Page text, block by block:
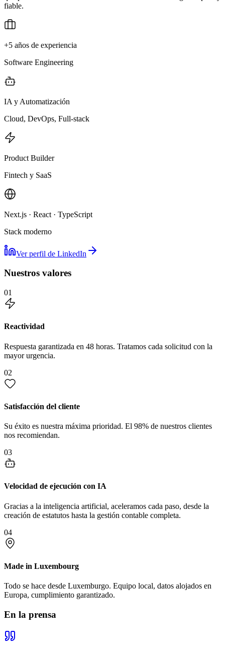
fiable.
+5 años de experiencia
Software Engineering
IA y Automatización
Cloud, DevOps, Full-stack
Product Builder
Fintech y SaaS
Next.js · React · TypeScript
Stack moderno
Ver perfil de LinkedIn
Nuestros valores
01
Reactividad
Respuesta garantizada en 48 horas. Tratamos cada solicitud con la
mayor urgencia.
02
Satisfacción del cliente
Su éxito es nuestra máxima prioridad. El 98% de nuestros clientes
nos recomiendan.
03
Velocidad de ejecución con IA
Gracias a la inteligencia artificial, aceleramos cada paso, desde la
creación de estatutos hasta la gestión contable completa.
04
Made in Luxembourg
Todo se hace desde Luxemburgo. Equipo local, datos alojados en
Europa, cumplimiento garantizado.
En la prensa